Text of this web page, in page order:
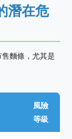
潛在危
麵條，尤其是
風險
等級